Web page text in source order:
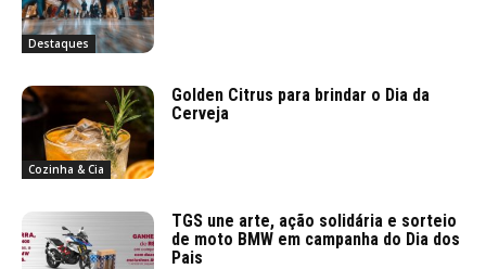
Destaques
Cozinha & Cia
Golden Citrus para brindar o Dia da
Cerveja
TGS une arte, ação solidária e sorteio
de moto BMW em campanha do Dia dos
Pais